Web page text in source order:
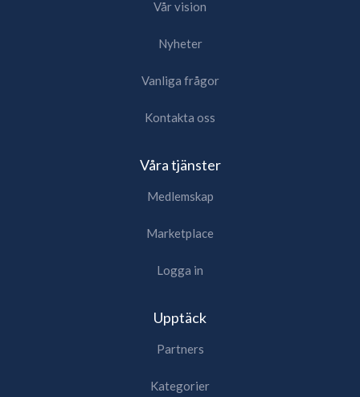
Vår vision
Nyheter
Vanliga frågor
Kontakta oss
Våra tjänster
Medlemskap
Marketplace
Logga in
Upptäck
Partners
Kategorier